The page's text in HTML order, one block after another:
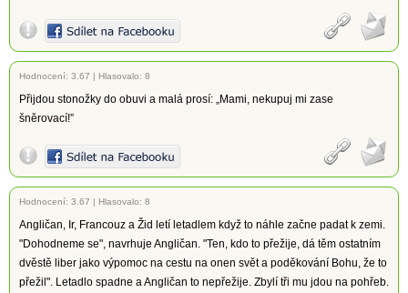
Hodnocení: 3.67 | Hlasovalo: 8
Přijdou stonožky do obuvi a malá prosí: „Mami, nekupuj mi zase
šněrovací!”
Hodnocení: 3.67 | Hlasovalo: 8
Angličan, Ir, Francouz a Žid letí letadlem když to náhle začne padat k zemi.
"Dohodneme se", navrhuje Angličan. "Ten, kdo to přežije, dá těm ostatním
dvěstě liber jako výpomoc na cestu na onen svět a poděkování Bohu, že to
přežil". Letadlo spadne a Angličan to nepřežije. Zbylí tři mu jdou na pohřeb.